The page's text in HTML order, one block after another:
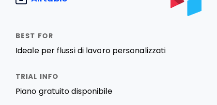
Ideale per flussi di lavoro personalizzati
Piano gratuito disponibile